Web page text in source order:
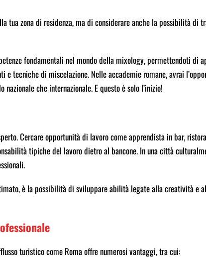
tua zona di residenza, ma di considerare anche la possibilità di
fondamentali nel mondo della mixology, permettendoti di
tecniche di miscelazione. Nelle accademie romane, avrai
che internazionale. E questo è solo l’inizio!
Cercare opportunità di lavoro come apprendista in bar,
tipiche del lavoro dietro al bancone. In una città
è la possibilità di sviluppare abilità legate alla creatività e
turistico come Roma offre numerosi vantaggi, tra cui: